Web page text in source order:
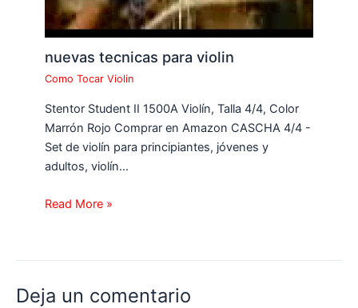
nuevas tecnicas para violin
Como Tocar Violin
Stentor Student II 1500A Violín, Talla 4/4, Color
Marrón Rojo Comprar en Amazon CASCHA 4/4 -
Set de violín para principiantes, jóvenes y
adultos, violín…
Read More »
Deja un comentario